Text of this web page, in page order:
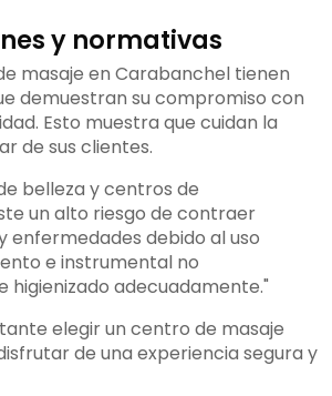
y normativas
masaje en Carabanchel tienen
demuestran su compromiso con
Esto muestra que cuidan la
de sus clientes.
belleza y centros de
un alto riesgo de contraer
enfermedades debido al uso
e instrumental no
higienizado adecuadamente."
elegir un centro de masaje
de una experiencia segura y